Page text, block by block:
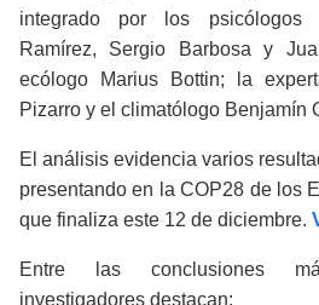
integrado por los psicólogos
Ramírez, Sergio Barbosa y
ecólogo Marius Bottin; la
Pizarro y el climatólogo Benjamín
El análisis evidencia varios
presentando en la COP28 de los
que finaliza este 12 de diciembre.
Entre las conclusiones
investigadores destacan: